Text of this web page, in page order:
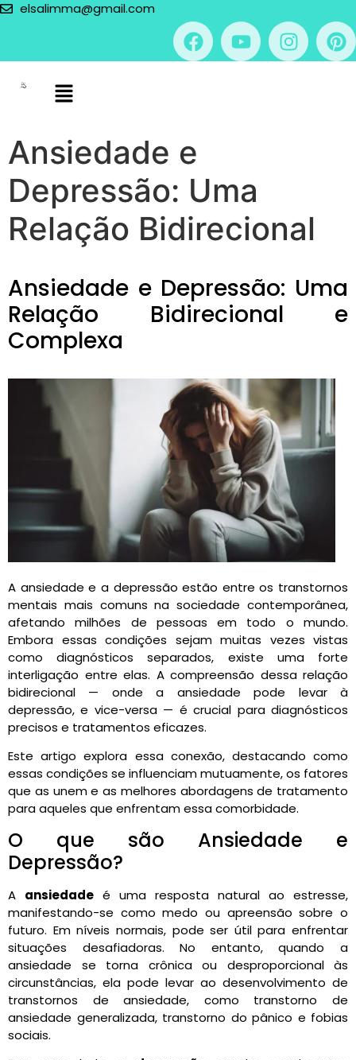
elsalimma@gmail.com
Ansiedade e
Depressão: Uma
Relação Bidirecional
Ansiedade e Depressão: Uma
Relação Bidirecional e
Complexa
A ansiedade e a depressão estão entre os transtornos
mentais mais comuns na sociedade contemporânea,
afetando milhões de pessoas em todo o mundo.
Embora essas condições sejam muitas vezes vistas
como diagnósticos separados, existe uma forte
interligação entre elas. A compreensão dessa relação
bidirecional — onde a ansiedade pode levar à
depressão, e vice-versa — é crucial para diagnósticos
precisos e tratamentos eficazes.
Este artigo explora essa conexão, destacando como
essas condições se influenciam mutuamente, os fatores
que as unem e as melhores abordagens de tratamento
para aqueles que enfrentam essa comorbidade.
O que são Ansiedade e
Depressão?
A ansiedade é uma resposta natural ao estresse,
manifestando-se como medo ou apreensão sobre o
futuro. Em níveis normais, pode ser útil para enfrentar
situações desafiadoras. No entanto, quando a
ansiedade se torna crônica ou desproporcional às
circunstâncias, ela pode levar ao desenvolvimento de
transtornos de ansiedade, como transtorno de
ansiedade generalizada, transtorno do pânico e fobias
sociais.